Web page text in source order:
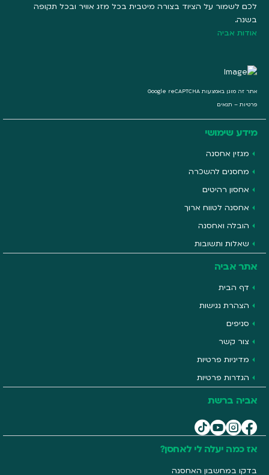
לכם לשמור על הציוד בצורה מיטבית בכל מזג אוויר ובכל תקופה
בשנה.
אודות אביה
אתר זה מוגן באמצעות Google reCAPTCHA
פרטיות – תנאים
מידע שימושי
מגזין אחסנה
מחסנים להשכרה
אחסון רהיטים
אחסנה לטווח ארוך
הובלה ואחסנה
שאלות ותשובות
אתר אביה
דף הבית
הצהרת נגישות
סניפים
צור קשר
מדיניות פרטיות
הגדרות פרטיות
אביה ברשת
אז כמה יעלה לי לאחסן?
בדקו במחשבון האחסנה